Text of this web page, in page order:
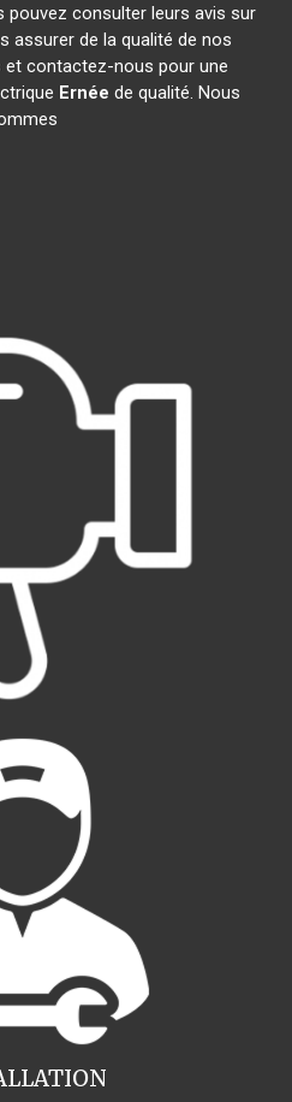
consulter leurs avis sur
assurer de la qualité de nos
et contactez-nous pour une
Ernée de qualité. Nous